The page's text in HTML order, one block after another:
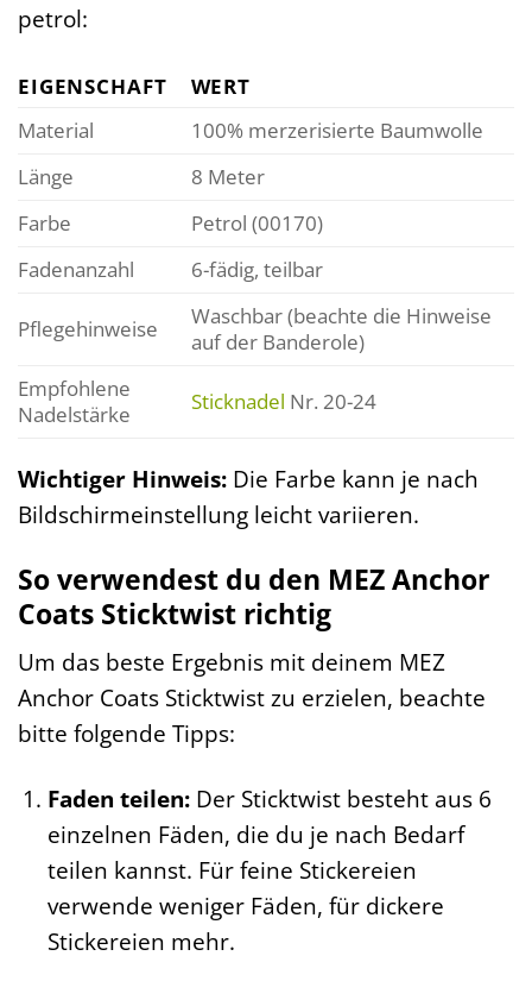
petrol:
EIGENSCHAFT
WERT
Material
100% merzerisierte Baumwolle
Länge
8 Meter
Farbe
Petrol (00170)
Fadenanzahl
6-fädig, teilbar
Pflegehinweise
Waschbar (beachte die Hinweise
auf der Banderole)
Empfohlene
Nadelstärke
Sticknadel Nr. 20-24
Wichtiger Hinweis: Die Farbe kann je nach
Bildschirmeinstellung leicht variieren.
So verwendest du den MEZ Anchor
Coats Sticktwist richtig
Um das beste Ergebnis mit deinem MEZ
Anchor Coats Sticktwist zu erzielen, beachte
bitte folgende Tipps:
Faden teilen:Der Sticktwist besteht aus 6
einzelnen Fäden, die du je nach Bedarf
teilen kannst. Für feine Stickereien
verwende weniger Fäden, für dickere
Stickereien mehr.